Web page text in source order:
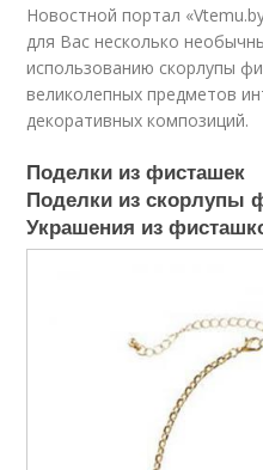
Новостной портал
для Вас несколько
использованию скорлупы
великолепных предметов
декоративных композиций.
Поделки из фисташек
Поделки из скорлупы
Украшения из